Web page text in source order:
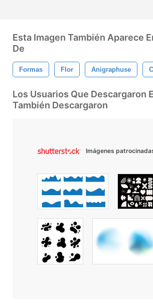
Esta Imagen También Aparece
De
Formas Flor Anigraphuse
Los Usuarios Que Descargaron
También Descargaron
Imágenes